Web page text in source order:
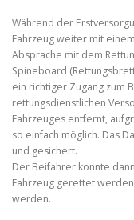
Während der
Fahrzeug weiter mit
Absprache mit dem
Spineboard
ein richtiger Zugang zum
rettungsdienstlichen
Fahrzeuges entfernt,
so einfach möglich. Das
und gesichert.
Der Beifahrer konnte
Fahrzeug gerettet
werden.